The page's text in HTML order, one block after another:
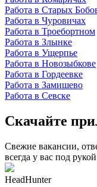
Работа в Старых
Работа в Чуровичах
Работа в Троебортном
Работа в Злынке
Работа в Ущерпье
Работа в Новозыбкове
Работа в Гордеевке
Работа в Замишево
Работа в Севске
Скачайте
Свежие вакансии,
всегда у вас под рукой
HeadHunter